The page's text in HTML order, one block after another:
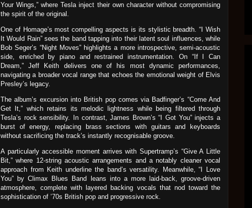
Your Wings,” where Tesla inject their own character without compromising
the spirit of the original.
One of Homage’s most compelling aspects is its stylistic breadth. “I Wish
It Would Rain” sees the band tapping into their latent soul influences, while
Bob Seger’s “Night Moves” highlights a more introspective, semi-acoustic
side, enriched by piano and restrained instrumentation. On “If I Can
Dream,” Jeff Keith delivers one of his most dynamic performances,
navigating a broader vocal range that echoes the emotional weight of Elvis
Presley’s legacy.
The album’s excursion into British pop comes via Badfinger’s “Come And
Get It,” which retains its melodic lightness while being filtered through
Tesla’s rock sensibility. In contrast, James Brown’s “I Got You” injects a
burst of energy, replacing brass sections with guitars and keyboards
without sacrificing the track’s instantly recognisable groove.
A particularly accessible moment arrives with Supertramp’s “Give A Little
Bit,” where 12-string acoustic arrangements and a notably cleaner vocal
approach from Keith underline the band’s versatility. Meanwhile, “I Love
You” by Climax Blues Band leans into a more laid-back, groove-driven
atmosphere, complete with layered backing vocals that nod toward the
sophistication of ’70s British pop and progressive rock.